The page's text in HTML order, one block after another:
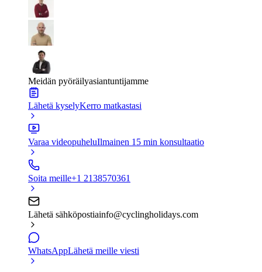
Meidän pyöräilyasiantuntijamme
Lähetä kyselyKerro matkastasi
Varaa videopuheluIlmainen 15 min konsultaatio
Soita meille+1 2138570361
Lähetä sähköpostiainfo@cyclingholidays.com
WhatsAppLähetä meille viesti